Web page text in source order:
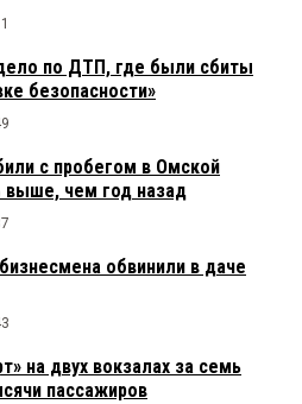
по ДТП, где были сбиты
безопасности»
с пробегом в Омской
выше, чем год назад
обвинили в даче
на двух вокзалах за семь
пассажиров